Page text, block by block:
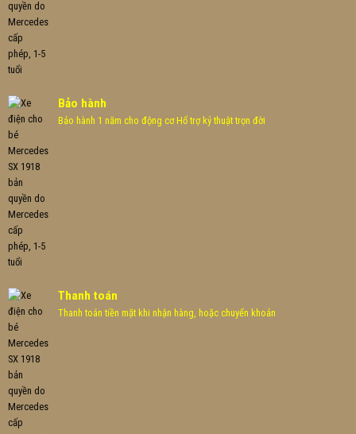
Bảo hành
Bảo hành 1 năm cho động cơ Hổ trợ kỷ thuật trọn đời
Thanh toán
Thanh toán tiền mặt khi nhận hàng, hoặc chuyển khoản